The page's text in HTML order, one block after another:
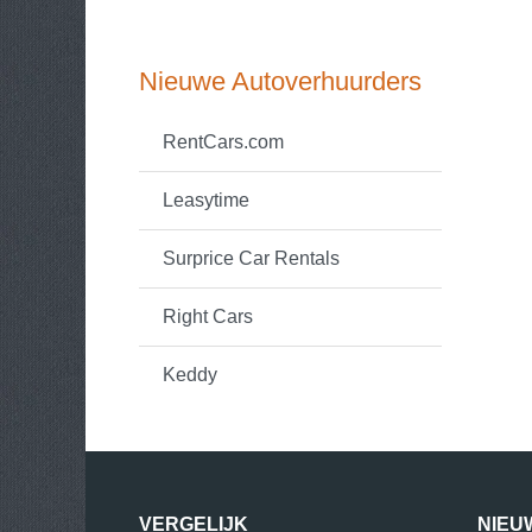
Nieuwe Autoverhuurders
RentCars.com
Leasytime
Surprice Car Rentals
Right Cars
Keddy
VERGELIJK